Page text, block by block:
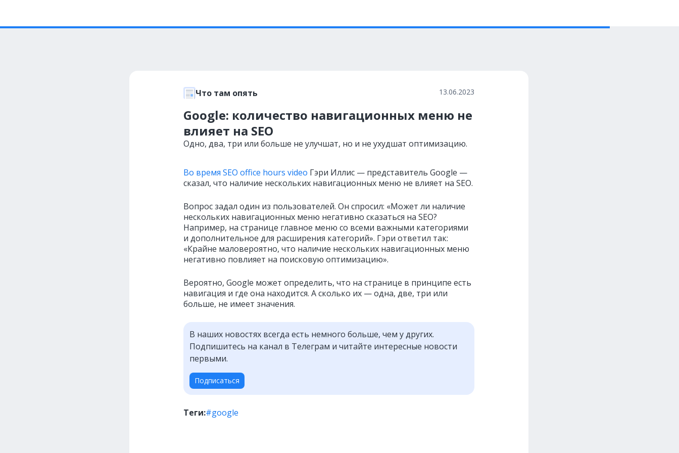
Что там опять 13.06.2023
Google: количество навигационных меню не
влияет на SEO
Одно, два, три или больше не улучшат, но и не ухудшат оптимизацию.
Во время SEO office hours video Гэри Иллис — представитель Google —
сказал, что наличие нескольких навигационных меню не влияет на SEO.
Вопрос задал один из пользователей. Он спросил: «Может ли наличие
нескольких навигационных меню негативно сказаться на SEO?
Например, на странице главное меню со всеми важными категориями
и дополнительное для расширения категорий». Гэри ответил так:
«Крайне маловероятно, что наличие нескольких навигационных меню
негативно повлияет на поисковую оптимизацию».
Вероятно, Google может определить, что на странице в принципе есть
навигация и где она находится. А сколько их — одна, две, три или
больше, не имеет значения.
В наших новостях всегда есть немного больше, чем у других.
Подпишитесь на канал в Телеграм и читайте интересные новости
первыми.
Подписаться
Теги:#google